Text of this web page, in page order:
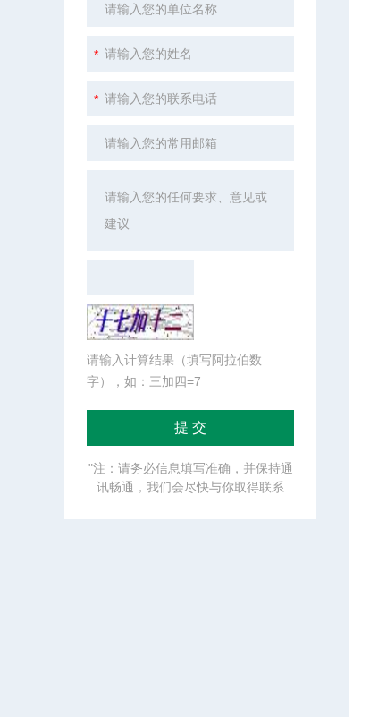
请输入计算结果（填写阿拉伯数
字），如：三加四=7
"注：请务必信息填写准确，并保持通
讯畅通，我们会尽快与你取得联系